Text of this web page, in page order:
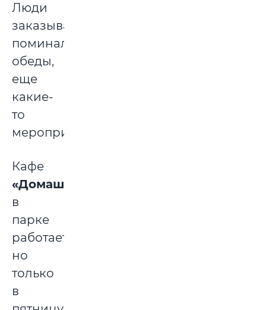
Люди
заказывают
поминальные
обеды,
еще
какие-
то
мероприятия.
Кафе
«Домашнее»
в
парке
работает,
но
только
в